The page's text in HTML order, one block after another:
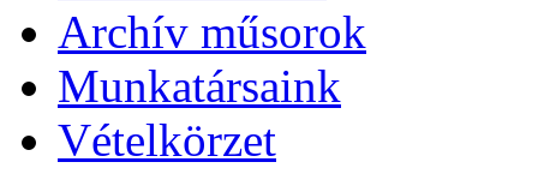
Archív műsorok
Munkatársaink
Vételkörzet